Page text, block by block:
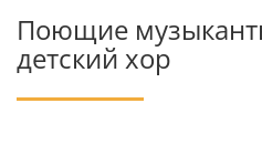
Поющие
детский хор